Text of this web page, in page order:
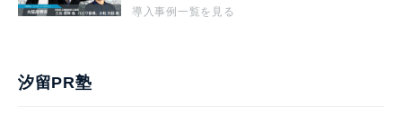
導入事例一覧を見る
汐留PR塾